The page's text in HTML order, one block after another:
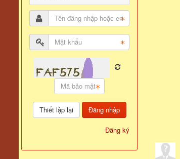
Đăng nhập
Đăng ký